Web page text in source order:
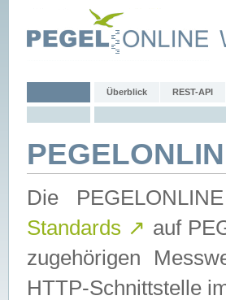
Überblick REST-API
Die
Standards ↗ auf
zugehörigen
HTTP-Schnittstelle